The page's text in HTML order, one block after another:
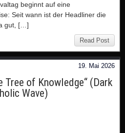
beginnt auf eine
Seit wann ist der Headliner die
gut, […]
Read Post
19. Mai 2026
Tree of Knowledge“ (Dark
Wave)